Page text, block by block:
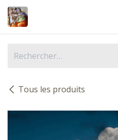
Se rendre au contenu
Tous les produits